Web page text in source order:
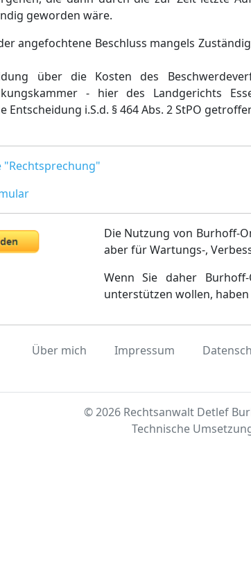
geworden wäre.
angefochtene Beschluss mangels
über die Kosten des
- hier des Landgerichts
Entscheidung i.S.d. § 464 Abs. 2 StPO
"Rechtsprechung"
Die Nutzung von Burhoff-
aber für Wartungs-,
Wenn Sie daher
unterstützen wollen,
Über mich Impressum
© 2026 Rechtsanwalt Detlef
Technische